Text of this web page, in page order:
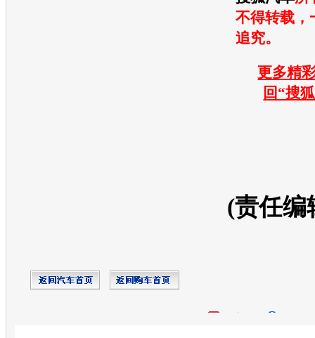
不得转载，
追究。
更多精
回“搜狐
(责任编